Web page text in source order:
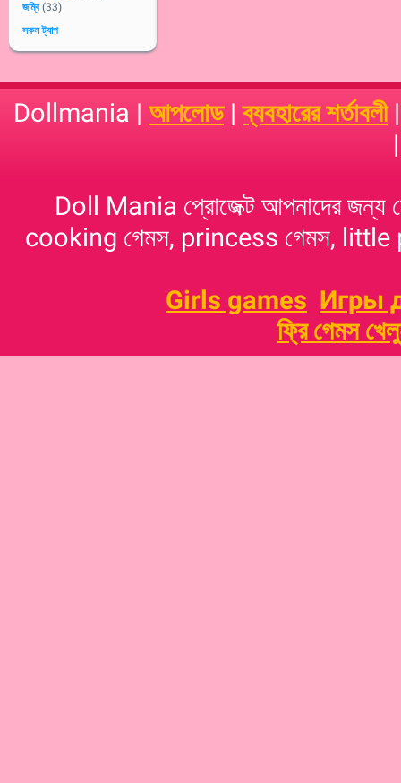
জম্বি (33)
সকল ট্যাগ
Dollmania | আপলোড|ব্যবহারের শর্তাবলী
Doll Mania প্রোজেক্ট আপনাদের
cooking গেমস, princess গেমস, little
Girls games Игры
ফ্রি গেমস